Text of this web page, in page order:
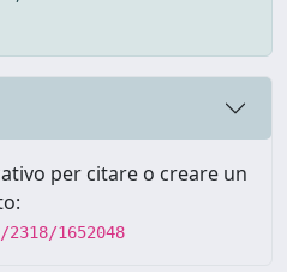
per citare o creare un
1652048